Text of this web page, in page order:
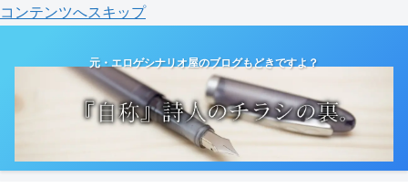
コンテンツへスキップ
元・エロゲシナリオ屋のブログもどきですよ？